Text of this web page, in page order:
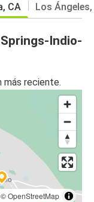
CA Los Ángeles,
Indio-
más reciente.
©OpenStreetMap